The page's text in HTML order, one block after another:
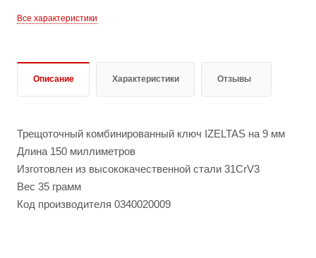
Все характеристики
Описание Характеристики Отзывы
Трещоточный комбинированный ключ IZELTAS на 9 мм
Длина 150 миллиметров
Изготовлен из высококачественной стали 31CrV3
Вес 35 грамм
Код производителя 0340020009